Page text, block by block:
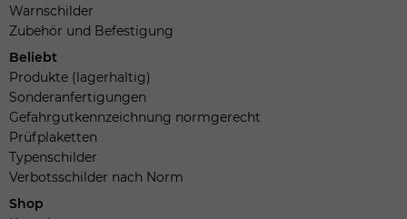
Warnschilder
Zubehör und Befestigung
Beliebt
Produkte (lagerhaltig)
Sonderanfertigungen
Gefahrgutkennzeichnung normgerecht
Prüfplaketten
Typenschilder
Verbotsschilder nach Norm
Shop